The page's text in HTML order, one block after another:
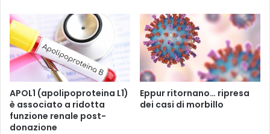
u
c
e
l
o
t
r
e
s
APOL1 (apolipoproteina L1)
è associato a ridotta
funzione renale post-
donazione
Eppur ritornano… ripresa
dei casi di morbillo